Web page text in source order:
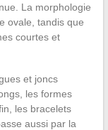
La morphologie
ovale, tandis que
courtes et
et joncs
les formes
les bracelets
aussi par la